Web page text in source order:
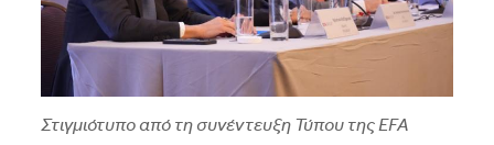
Στιγμιότυπο από τη συνέντευξη Τύπου της EFA